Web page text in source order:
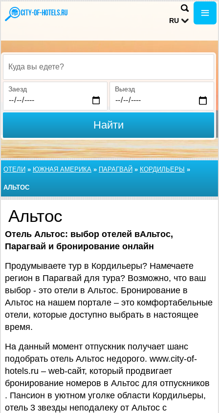
RU
Куда вы едете?
Заезд Выезд
Найти
ОТЕЛИ » ЮЖНАЯ АМЕРИКА » ПАРАГВАЙ » КОРДИЛЬЕРЫ »
АЛЬТОС
Альтос
Отель Альтос: выбор отелей вАльтос,
Парагвай и бронирование онлайн
Продумываете тур в Кордильеры? Намечаете
регион в Парагвай для тура? Возможно, что ваш
выбор - это отели в Альтос. Бронирование в
Альтос на нашем портале – это комфортабельные
отели, которые доступно выбрать в настоящее
время.
На данный момент отпускник получает шанс
подобрать отель Альтос недорого. www.city-of-
hotels.ru – web-сайт, который продвигает
бронирование номеров в Альтос для отпускников
. Пансион в уютном уголке области Кордильеры,
отель 3 звезды неподалеку от Альтос с